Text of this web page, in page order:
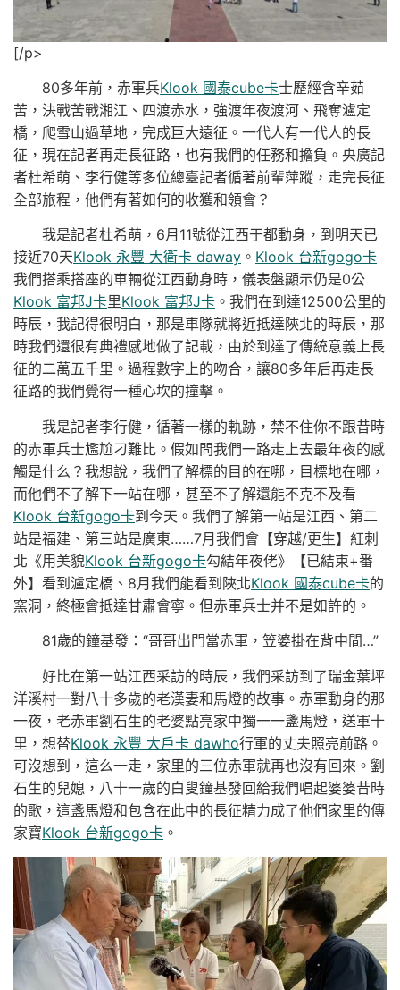
[/p>
80多年前，赤軍兵Klook 國泰cube卡士歷經含辛茹
苦，決戰苦戰湘江、四渡赤水，強渡年夜渡河、飛奪瀘定
橋，爬雪山過草地，完成巨大遠征。一代人有一代人的長
征，現在記者再走長征路，也有我們的任務和擔負。央廣記
者杜希萌、李行健等多位總臺記者循著前輩萍蹤，走完長征
全部旅程，他們有著如何的收獲和領會？
我是記者杜希萌，6月11號從江西于都動身，到明天已
接近70天Klook 永豐 大衛卡 daway 。 Klook 台新gogo卡
我們搭乘搭座的車輛從江西動身時，儀表盤顯示仍是0公
Klook 富邦J卡里Klook 富邦J卡 。我們在到達12500公里的
時辰，我記得很明白，那是車隊就將近抵達陜北的時辰，那
時我們還很有典禮感地做了記載，由於到達了傳統意義上長
征的二萬五千里。過程數字上的吻合，讓80多年后再走長
征路的我們覺得一種心坎的撞擊。
我是記者李行健，循著一樣的軌跡，禁不住你不跟昔時
的赤軍兵士尷尬刁難比。假如問我們一路走上去最年夜的感
觸是什么？我想說，我們了解標的目的在哪，目標地在哪，
而他們不了解下一站在哪，甚至不了解還能不克不及看
Klook 台新gogo卡到今天。我們了解第一站是江西、第二
站是福建、第三站是廣東……7月我們會【穿越/更生】紅刺
北《用美貌Klook 台新gogo卡勾結年夜佬》【已結束+番
外】看到瀘定橋、8月我們能看到陜北Klook 國泰cube卡的
窯洞，終極會抵達甘肅會寧。但赤軍兵士并不是如許的。
81歲的鐘基發：“哥哥出門當赤軍，笠婆掛在背中間…”
好比在第一站江西采訪的時辰，我們采訪到了瑞金葉坪
洋溪村一對八十多歲的老漢妻和馬燈的故事。赤軍動身的那
一夜，老赤軍劉石生的老婆點亮家中獨一一盞馬燈，送軍十
里，想替Klook 永豐 大戶卡 dawho行軍的丈夫照亮前路。
可沒想到，這么一走，家里的三位赤軍就再也沒有回來。劉
石生的兒媳，八十一歲的白叟鐘基發回給我們唱起婆婆昔時
的歌，這盞馬燈和包含在此中的長征精力成了他們家里的傳
家寶Klook 台新gogo卡 。